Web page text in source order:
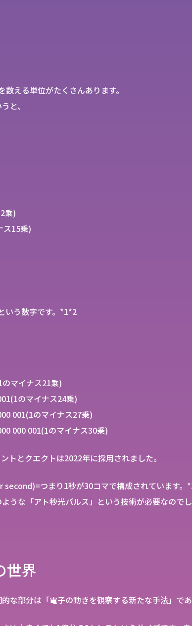
える単位がたくさんあります。
と、
乗)
ス15乗)
いう数字です。*1*2
マイナス21乗)
のマイナス24乗)
001(1のマイナス27乗)
000 001(1のマイナス30乗)
トとクエクトは2022年に採用されました。
つまり1秒が30コマで構成されています。
うな「アト秒光パルス」という技術が必要なのでし
世界
な部分は「電子の動きを観察する新たな手法」であ